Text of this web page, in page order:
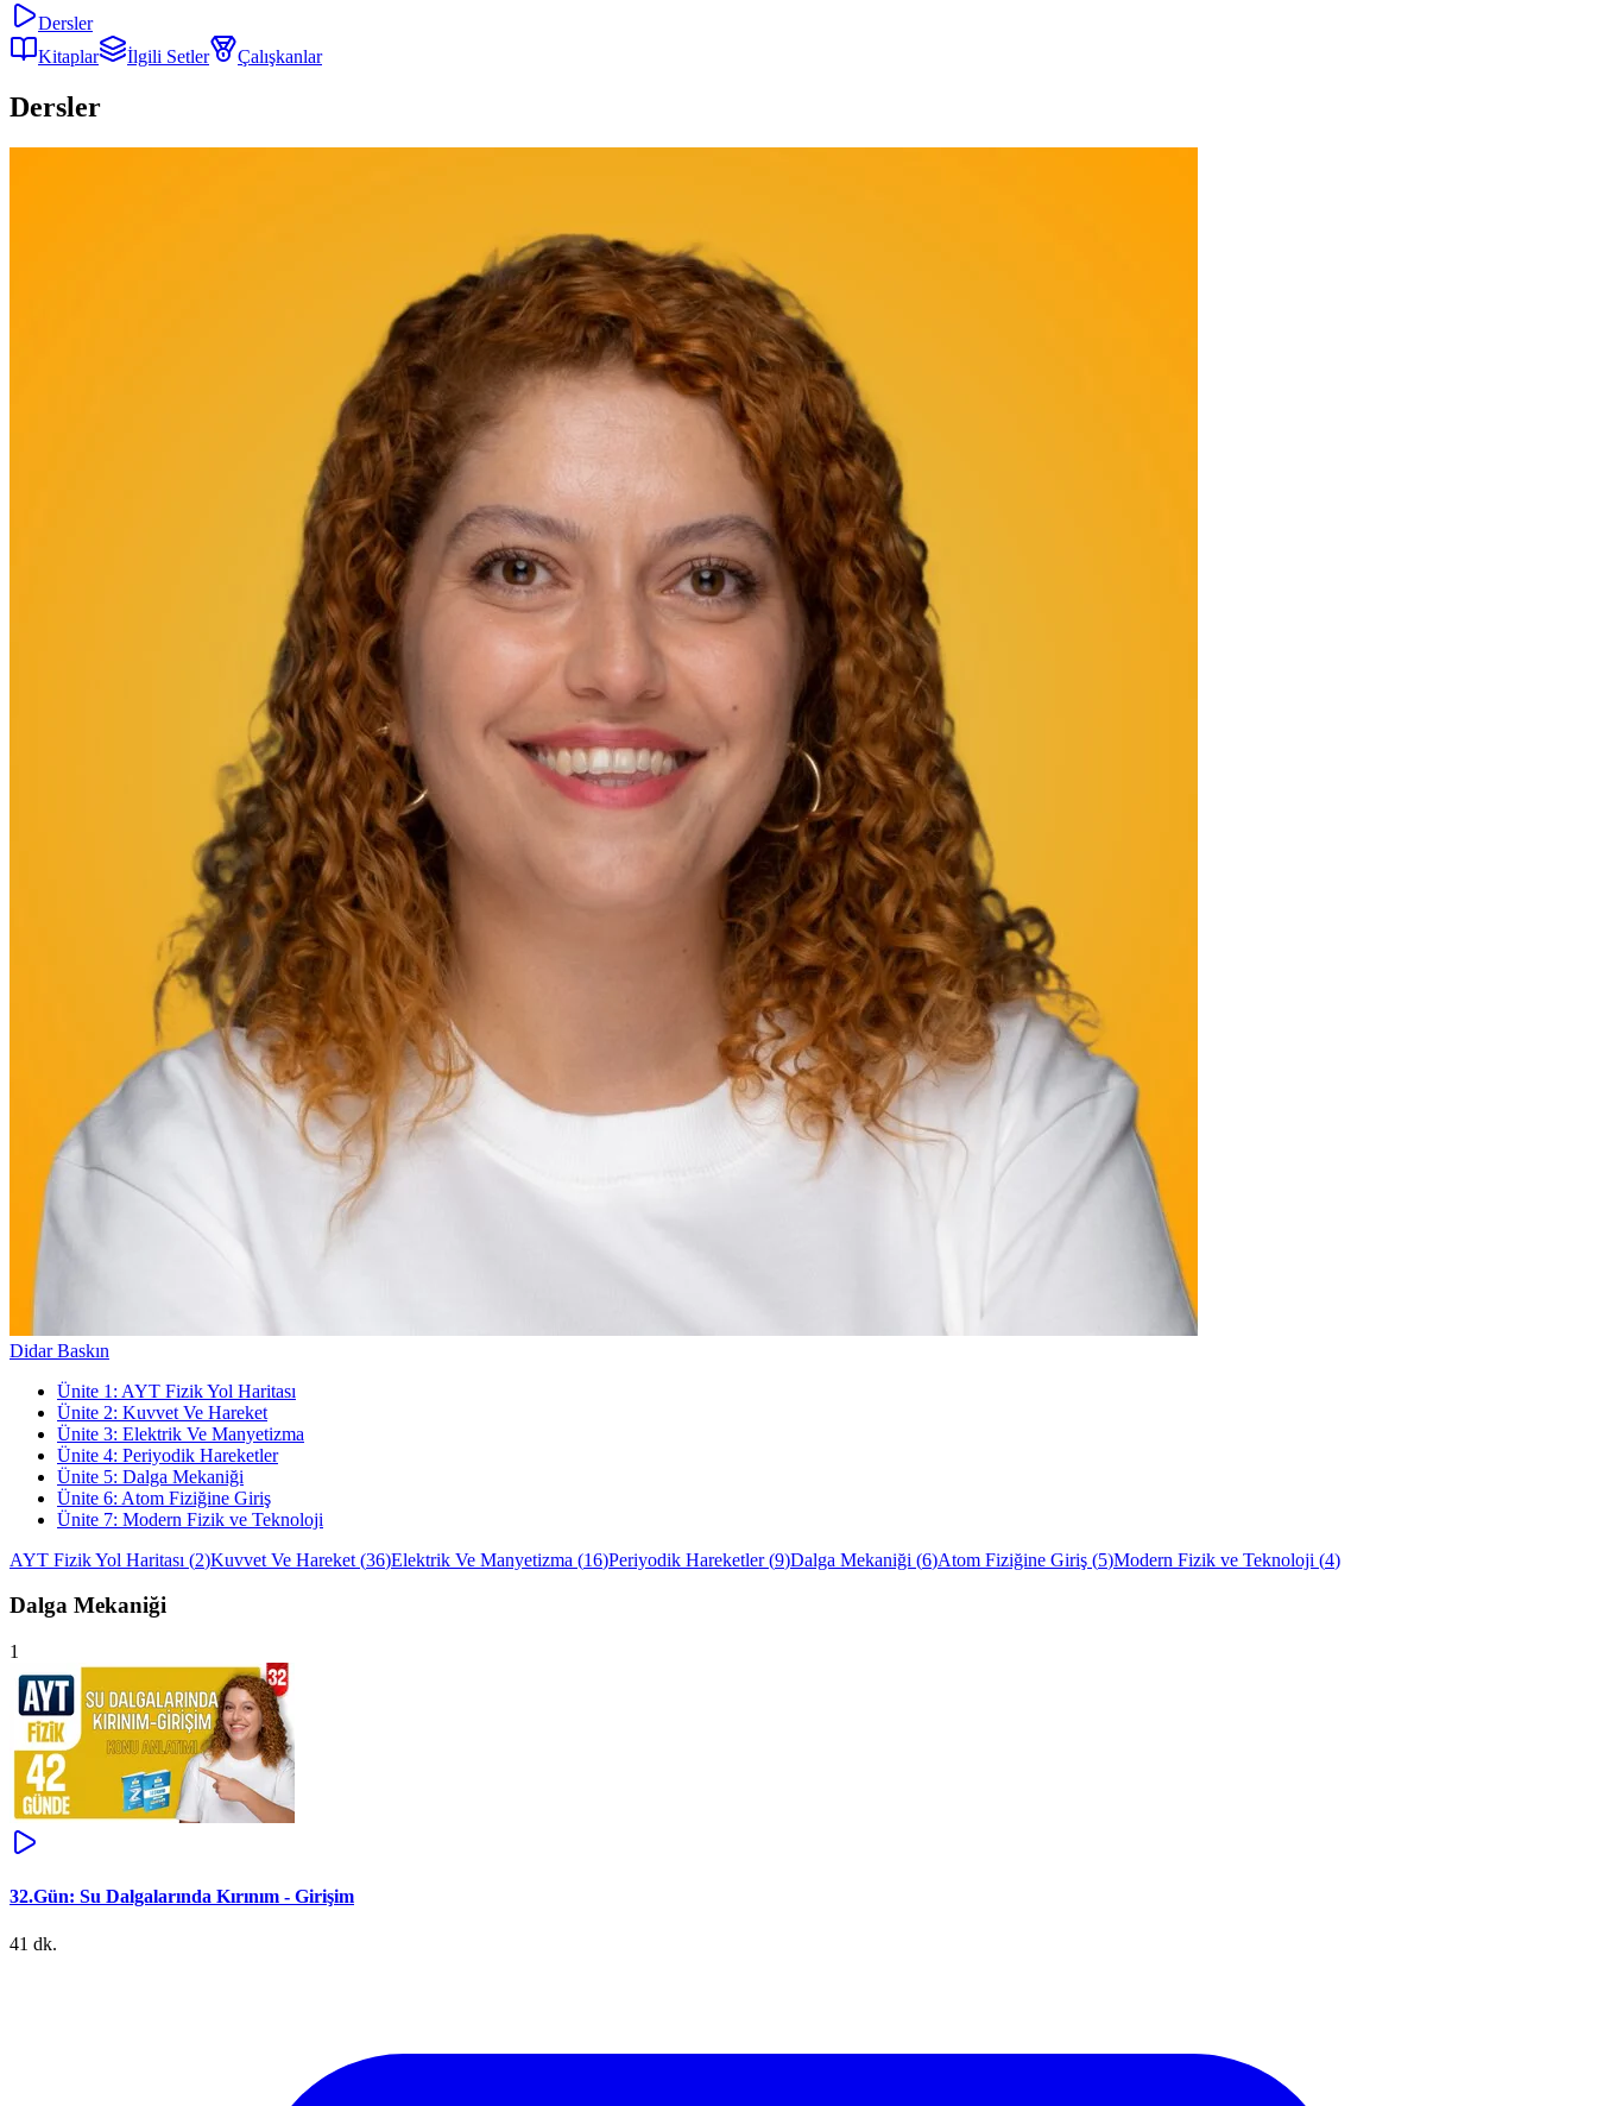
Dersler
Kitaplar
İlgili Setler Çalışkanlar
Dersler
Didar Baskın
Ünite 1 : AYT Fizik Yol Haritası
Ünite 2: Kuvvet Ve Hareket
Ünite 3: Elektrik Ve Manyetizma
Ünite 4: Periyodik Hareketler
Ünite 5: Dalga Mekaniği
Ünite 6: Atom Fiziğine Giriş
Ünite 7: Modern Fizik ve Teknoloji
AYT Fizik Yol Haritası (2)Kuvvet Ve Hareket (36)Elektrik Ve Manyetizma (16)Periyodik Hareketler(9)Dalga Mekaniği (6)Atom Fiziğine Giriş (5)Modern Fizik ve Teknoloji (4)
Dalga Mekaniği
1
32.Gün: Su Dalgalarında Kırınım - Girişim
41 dk.